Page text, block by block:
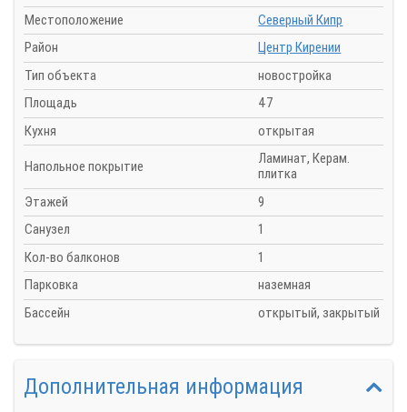
Местоположение
Северный Кипр
Район
Центр Кирении
Тип объекта
новостройка
Площадь
47
Кухня
открытая
Напольное покрытие
Ламинат, Керам.
плитка
Этажей
9
Санузел
1
Кол-во балконов
1
Парковка
наземная
Бассейн
открытый, закрытый
Дополнительная информация